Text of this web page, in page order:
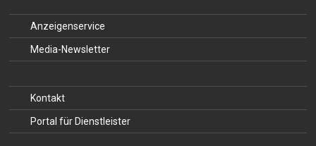
Anzeigenservice
Media-Newsletter
Kontakt
Portal für Dienstleister